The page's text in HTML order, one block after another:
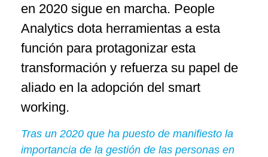
en 2020 sigue en marcha. People
Analytics dota herramientas a esta
función para protagonizar esta
transformación y refuerza su papel de
aliado en la adopción del smart
working.
Tras un 2020 que ha puesto de manifiesto la
importancia de la gestión de las personas en